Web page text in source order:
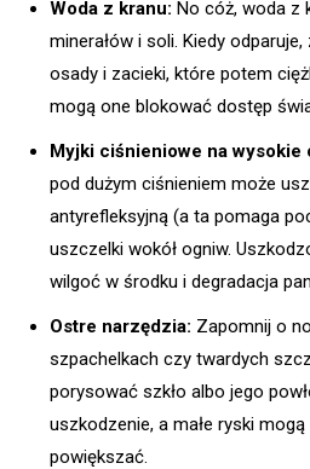
Woda z kranu: No cóż, woda z
minerałów i soli. Kiedy
osady i zacieki, które potem
mogą one blokować dostęp
Myjki ciśnieniowe na wysokie
pod dużym ciśnieniem może
antyrefleksyjną (a ta pomaga
uszczelki wokół ogniw.
wilgoć w środku i degradacja
Ostre narzędzia: Zapomnij o
szpachelkach czy twardych
porysować szkło albo jego
uszkodzenie, a małe ryski
powiększać.